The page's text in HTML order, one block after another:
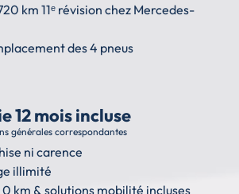
km 11ᵉ révision chez Mercedes-
des 4 pneus
12 mois incluse
générales correspondantes
ni carence
illimité
km & solutions mobilité incluses